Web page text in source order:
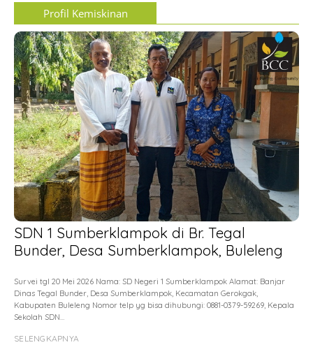
Profil Kemiskinan
SDN 1 Sumberklampok di Br. Tegal
Bunder, Desa Sumberklampok, Buleleng
Survei tgl 20 Mei 2026 Nama: SD Negeri 1 Sumberklampok Alamat: Banjar
Dinas Tegal Bunder, Desa Sumberklampok, Kecamatan Gerokgak,
Kabupaten Buleleng Nomor telp yg bisa dihubungi: 0881-0379-59269, Kepala
Sekolah SDN…
SELENGKAPNYA